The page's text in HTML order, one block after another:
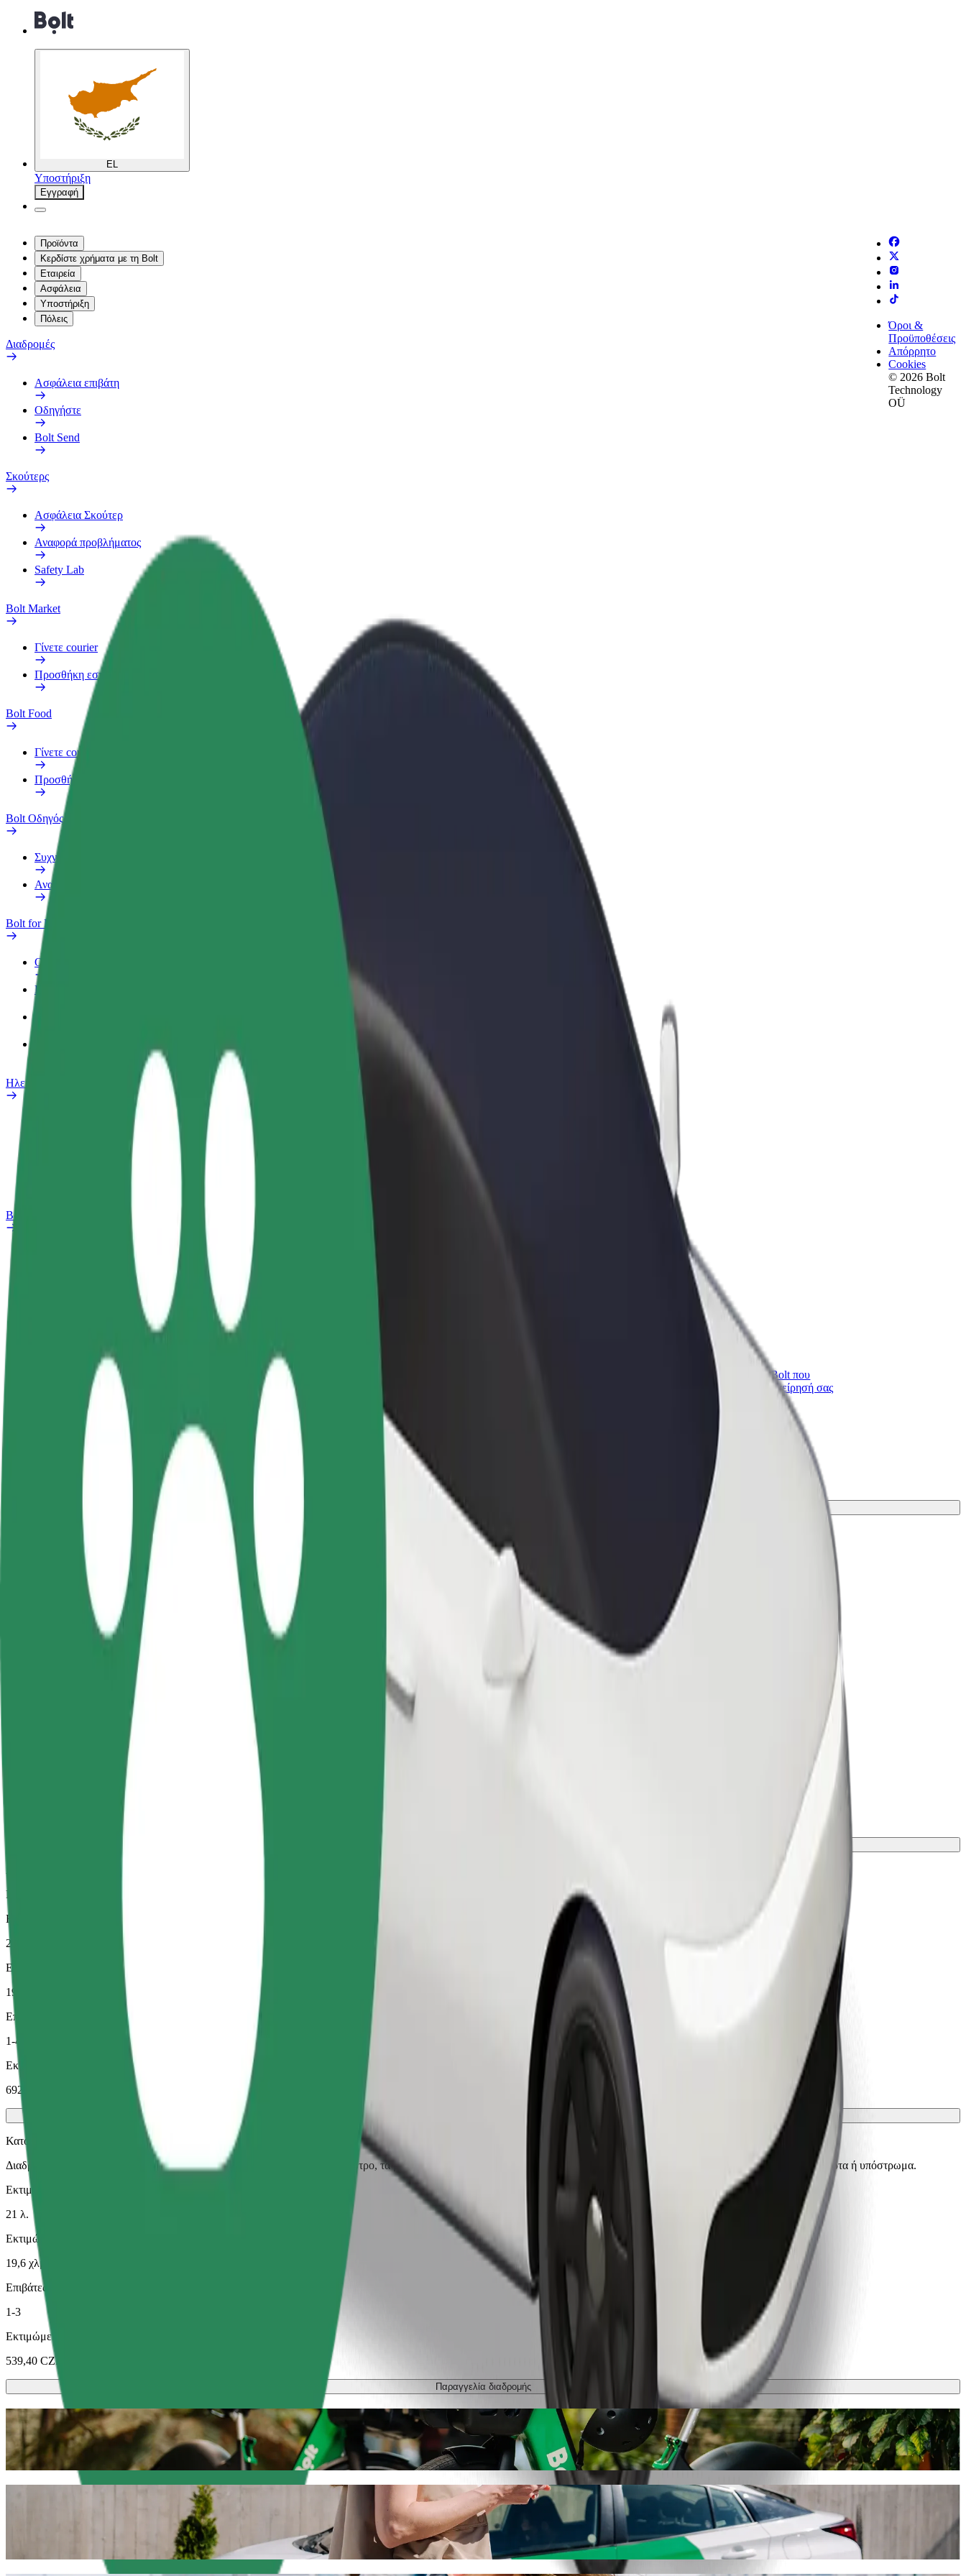
EL
Υποστήριξη
Εγγραφή
Προϊόντα
Κερδίστε χρήματα με τη Bolt
Εταιρεία
Ασφάλεια
Υποστήριξη
Πόλεις
Διαδρομές
Ασφάλεια επιβάτη
Οδηγήστε
Bolt Send
Σκούτερς
Ασφάλεια Σκούτερ
Αναφορά προβλήματος
Safety Lab
Bolt Market
Γίνετε courier
Προσθήκη εστιατορίου ή καταστήματος
Bolt Food
Γίνετε courier
Προσθήκη εστιατορίου ή καταστήματος
Bolt Οδηγός
Συχνές Ερωτήσεις
Αναφορά οχήματος
Bolt for Business
Οφέλη
Προφίλ Εργασίας
Ηλεκτρικά ποδήλατα
Αναφορά προβλήματος
Bolt Plus
Πώς να συμμετάσχετε
Κερδίστε χρήματα με τους
δικούς σας όρους
Παραδώστε φαγητό και
πληρώνεστε εβδομαδιαία
Πλησιάστε περισσότερους πελάτες
Bolt for Business
Προϊόντα και υπηρεσίες Bolt που
κλιμακώνονται για την επιχείρησή σας
Όροι &
Προϋποθέσεις
Απόρρητο
Cookies
© 2026 Bolt
Technology
OÜ
Πώς να φτάσεις από Kaufland Rokycany σε Fakultní nemocnice Plzeň
Ψάχνεις τον καλύτερο τρόπο να φτάσεις από Kaufland Rokycany σε Fakultní nemocnice Plzeň; Εξερεύνησε τις υπηρεσίες μας και βρες την ιδανική για το ταξίδι σου.
Αποκτήστε την εφαρμογή
Kaufland Rokycany
Fakultní nemocnice Plzeň
Η άνεση και η ευκολία λίγα κλικ μακριά!
Αξιόπιστες διαδρομές με καθημερινά αυτοκίνητα μεσαίου μεγέθους.
Εκτιμώμενος χρόνος μετακίνησης
Άνεση
Μεγαλύτερα αυτοκίνητα με περισσότερο χώρο για τα πόδια και αποθηκευτικό χώρο
Εκτιμώμενος χρόνος μετακίνησης
21 λ.
Εκτιμώμενη απόσταση
19,6 χλμ.
Επιβάτες
1-4
Εκτιμώμενη τιμή
692,20 CZK
Κατοικίδια
Διαδρομές για εσάς και το κατοικίδιό σας. Οι σκύλοι πρέπει να φορούν φίμωτρο, τα μικρά ζώα χρειάζονται κλουβί μεταφοράς και τα καθίσματα πρέπει να προστατεύονται με κουβέρτα ή υπόστρωμα.
Εκτιμώμενος χρόνος μετακίνησης
21 λ.
Εκτιμώμενη απόσταση
19,6 χλμ.
Επιβάτες
1-3
Εκτιμώμενη τιμή
539,40 CZK
Παραγγελία διαδρομής
Σκούτερ ή ηλεκτρικά ποδήλατα
Μετακινήσου στην Plzeň με Scooters ή E-bikes
Κατέβασε την εφαρμογή Bolt
Πήγαινε από Kaufland Rokycany σε Fakultní nemocnice Plzeň με Bolt ride-hailing
Σου συνιστούμε να επιλέξεις τη Bolt ride-hailing αν ψάχνεις για την καλύτερη τιμή για να φτάσεις στο Fakultní nemocnice Plzeň. Με τη Bolt, αυτή η διαδρομή θα διαρκέσει περίπου 21 λ. και θα κοστίσει γύρω
στα 513,60 CZK CZK. Όποια και αν είναι η περίσταση, θα βρούμε το ιδανικό όχημα για εσένα.